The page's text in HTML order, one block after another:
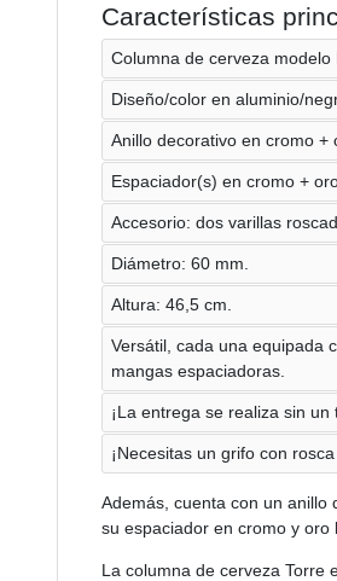
Características
Columna de cerveza modelo
Diseño/color en aluminio/
Anillo decorativo en cromo +
Espaciador(s) en cromo +
Accesorio: dos varillas
Diámetro: 60 mm.
Altura: 46,5 cm.
Versátil, cada una equipada
mangas espaciadoras.
¡La entrega se realiza sin un
¡Necesitas un grifo con
Además, cuenta con un anillo
su espaciador en cromo y oro
La columna de cerveza Torre